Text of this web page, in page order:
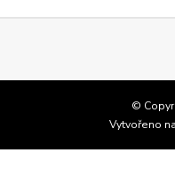
©
Vytvořeno na